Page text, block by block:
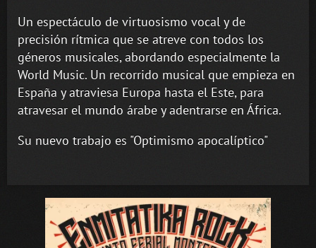
Un espectáculo de virtuosismo vocal y de
precisión rítmica que se atreve con todos los
géneros musicales, abordando especialmente la
World Music. Un recorrido musical que empieza en
España y atraviesa Europa hasta el Este, para
atravesar el mundo árabe y adentrarse en África.
Su nuevo trabajo es "Optimismo apocalíptico"